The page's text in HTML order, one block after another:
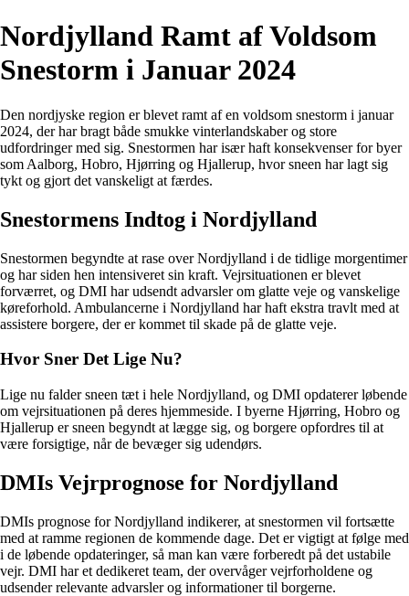
Nordjylland Ramt af Voldsom
Snestorm i Januar 2024
Den nordjyske region er blevet ramt af en voldsom snestorm i januar
2024, der har bragt både smukke vinterlandskaber og store
udfordringer med sig. Snestormen har især haft konsekvenser for byer
som Aalborg, Hobro, Hjørring og Hjallerup, hvor sneen har lagt sig
tykt og gjort det vanskeligt at færdes.
Snestormens Indtog i Nordjylland
Snestormen begyndte at rase over Nordjylland i de tidlige morgentimer
og har siden hen intensiveret sin kraft. Vejrsituationen er blevet
forværret, og DMI har udsendt advarsler om glatte veje og vanskelige
køreforhold. Ambulancerne i Nordjylland har haft ekstra travlt med at
assistere borgere, der er kommet til skade på de glatte veje.
Hvor Sner Det Lige Nu?
Lige nu falder sneen tæt i hele Nordjylland, og DMI opdaterer løbende
om vejrsituationen på deres hjemmeside. I byerne Hjørring, Hobro og
Hjallerup er sneen begyndt at lægge sig, og borgere opfordres til at
være forsigtige, når de bevæger sig udendørs.
DMIs Vejrprognose for Nordjylland
DMIs prognose for Nordjylland indikerer, at snestormen vil fortsætte
med at ramme regionen de kommende dage. Det er vigtigt at følge med
i de løbende opdateringer, så man kan være forberedt på det ustabile
vejr. DMI har et dedikeret team, der overvåger vejrforholdene og
udsender relevante advarsler og informationer til borgerne.